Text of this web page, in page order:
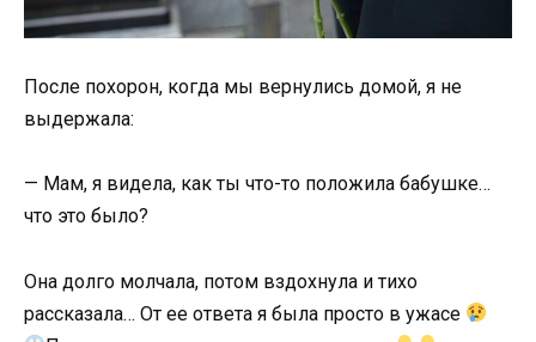
После похорон, когда мы вернулись домой, я не
выдержала:
— Мам, я видела, как ты что-то положила бабушке…
что это было?
Она долго молчала, потом вздохнула и тихо
рассказала… От ее ответа я была просто в ужасе